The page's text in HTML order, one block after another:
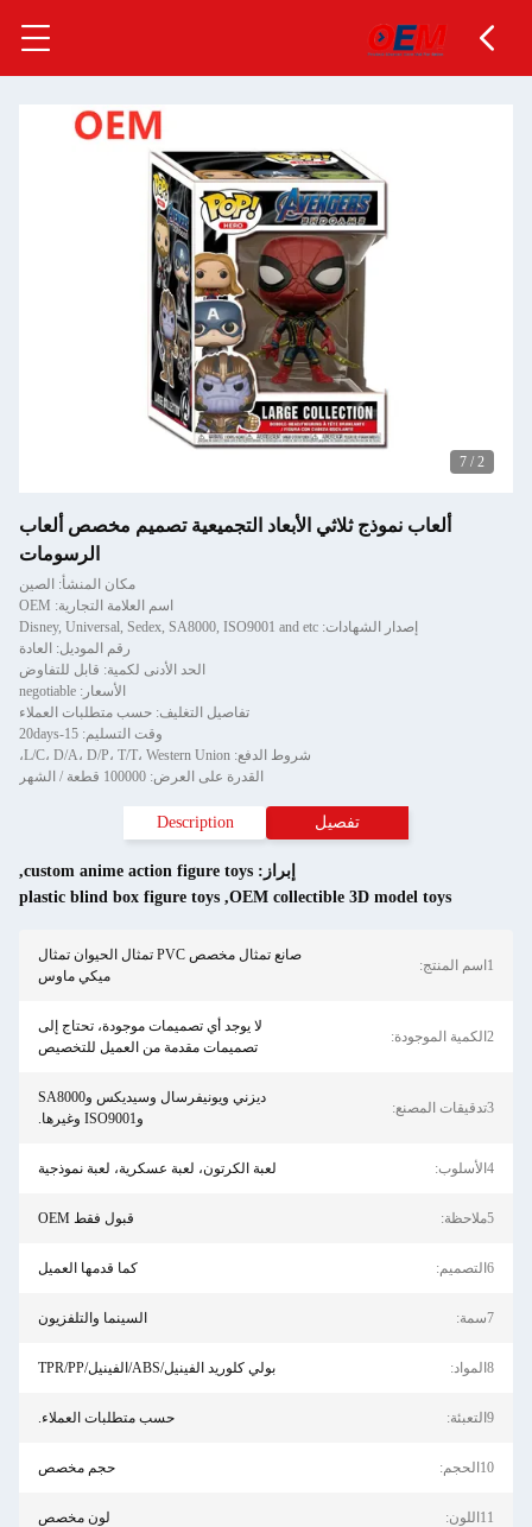
ألعاب نموذج ثلاثي الأبعاد التجميعية تصميم مخصص ألعاب
الرسومات
مكان المنشأ: الصين
اسم العلامة التجارية: OEM
إصدار الشهادات: Disney, Universal, Sedex, SA8000, ISO9001 and etc
رقم الموديل: العادة
الحد الأدنى لكمية: قابل للتفاوض
تفاصيل التغليف: حسب متطلبات العملاء
وقت التسليم: 15-20days
شروط الدفع: L/C، D/A، D/P، T/T، Western Union،
القدرة على العرض: 100000 قطعة / الشهر
Description
custom anime action figure toys
,
OEM collectible 3D model toys
,
plastic blind box figure toys
صانع تمثال مخصص PVC تمثال الحيوان تمثال
ميكي ماوس
لا يوجد أي تصميمات موجودة، تحتاج إلى
تصميمات مقدمة من العميل للتخصيص
ديزني ويونيفرسال وسيديكس وSA8000
لعبة الكرتون، لعبة عسكرية، لعبة نموذجية
قبول فقط OEM
كما قدمها العميل
السينما والتلفزيون
بولي كلوريد الفينيل/ABS/الفينيل/TPR/PP
حسب متطلبات العملاء.
حجم مخصص
لون مخصص